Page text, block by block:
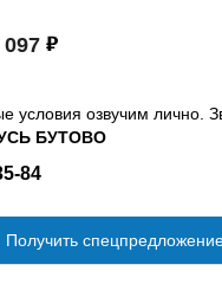
097
условия озвучим лично.
БУТОВО
84
Получить